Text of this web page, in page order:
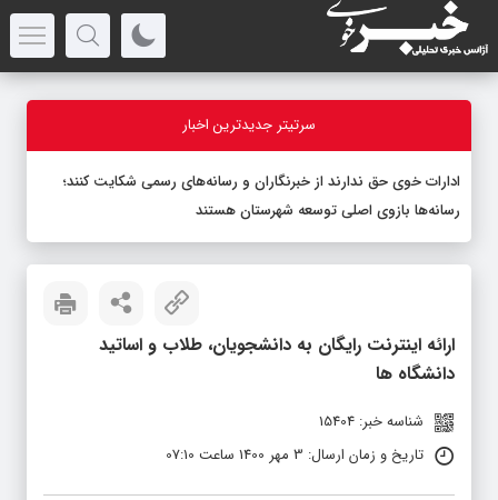
سرتیتر جدیدترین اخبار
ادارات خوی حق ندارند از خبرنگاران و رسانه‌های رسمی شکایت کنند؛
رسانه‌ها بازوی اصلی توسعه شهرستان هستند
ارائه اینترنت رایگان به دانشجویان، طلاب و اساتید
دانشگاه ها
شناسه خبر: 15404
تاریخ و زمان ارسال: 3 مهر 1400 ساعت 07:10